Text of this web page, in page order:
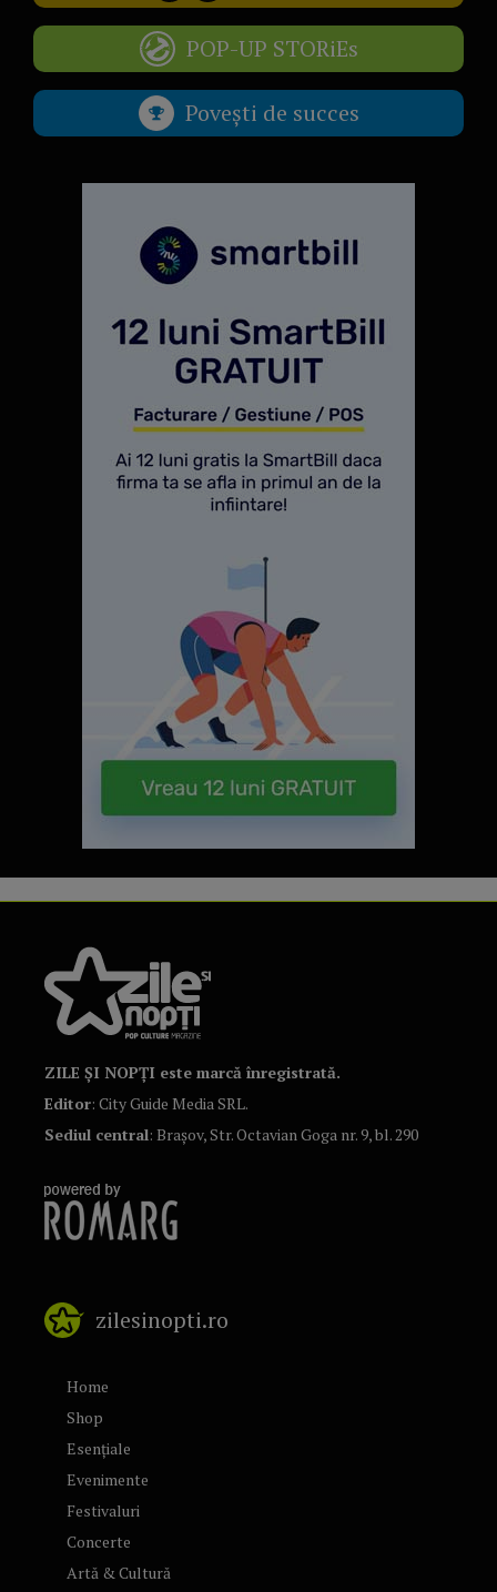
POP-UP STORiEs
Povești de succes
ZILE ȘI NOPȚI este marcă înregistrată.
Editor: City Guide Media SRL.
Sediul central: Brașov, Str. Octavian Goga nr. 9, bl. 290
zilesinopti.ro
Home
Shop
Esențiale
Evenimente
Festivaluri
Concerte
Artă & Cultură